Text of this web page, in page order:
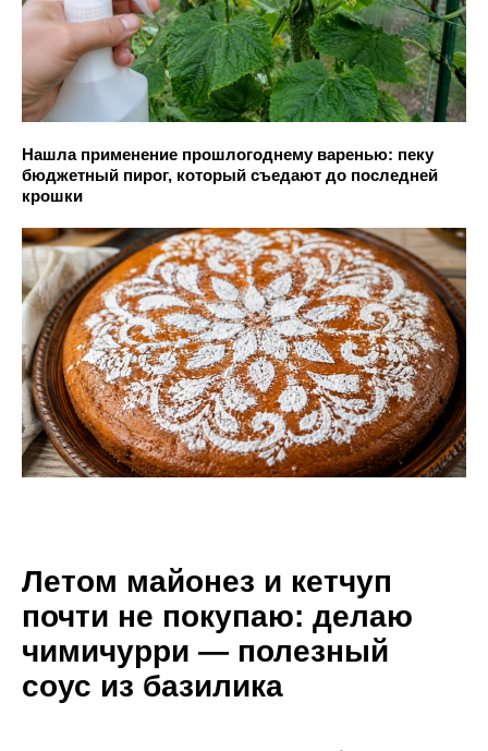
Нашла применение прошлогоднему варенью: пеку
бюджетный пирог, который съедают до последней
крошки
Летом майонез и кетчуп
почти не покупаю: делаю
чимичурри — полезный
соус из базилика